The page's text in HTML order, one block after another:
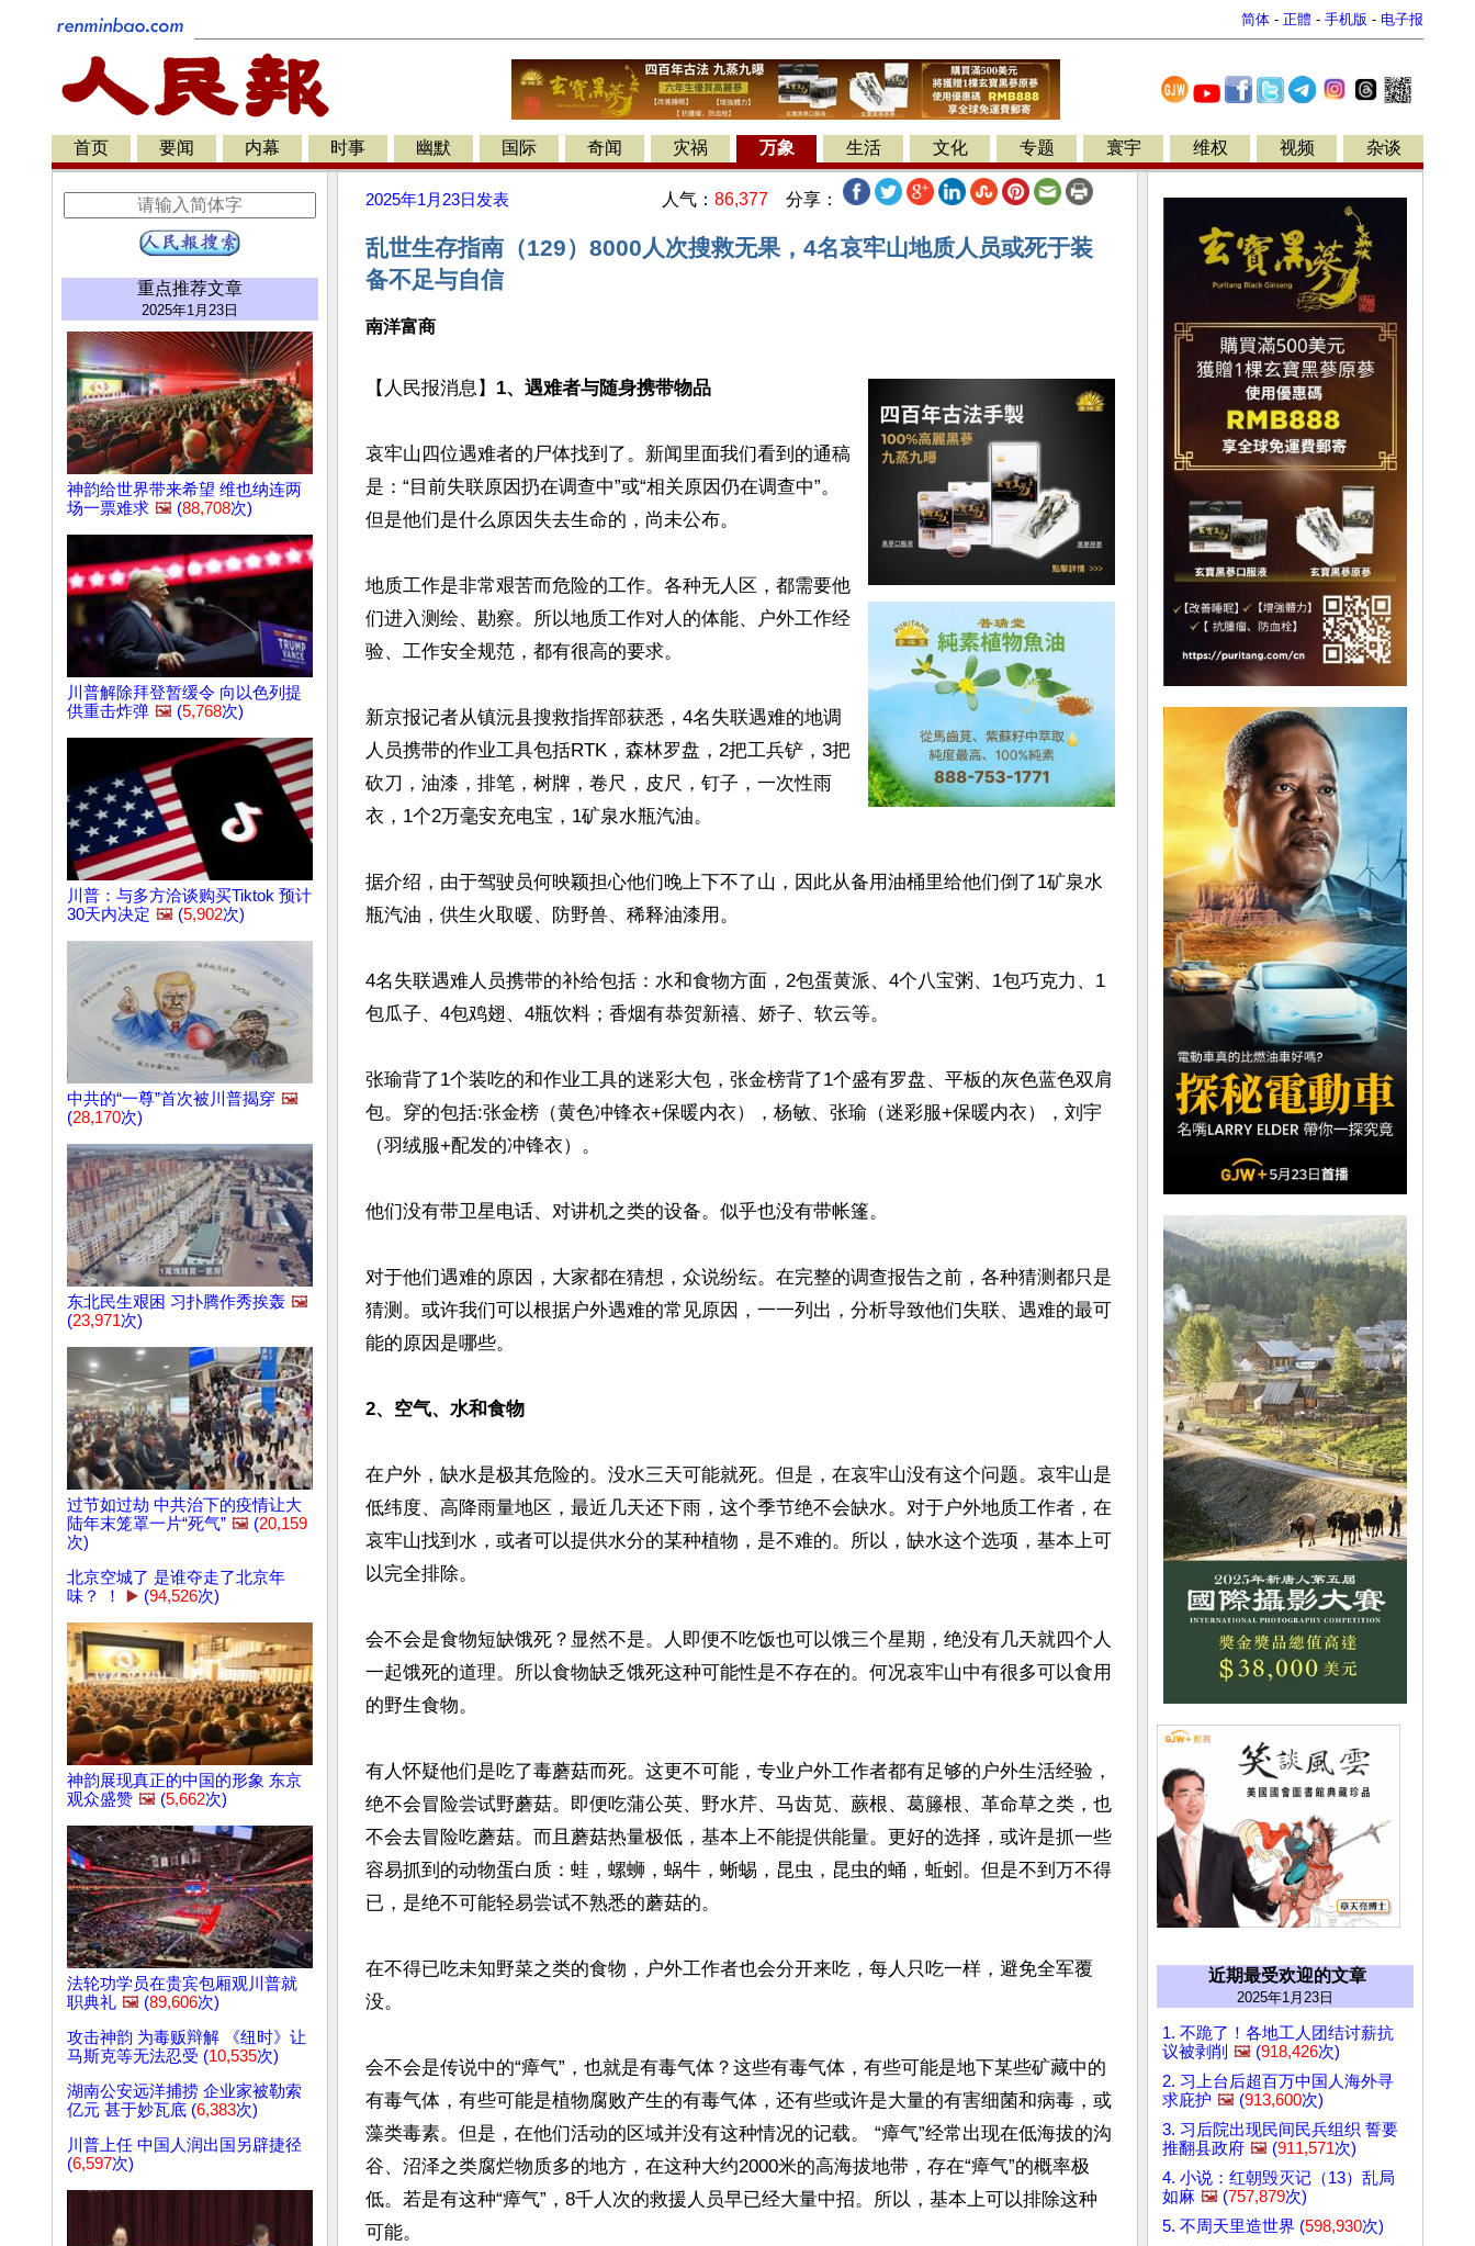
简体 - 正體 - 手机版 - 电子报
首页 要闻 内幕 时事 幽默 国际 奇闻 灾祸 万象 生活 文化 专题 寰宇 维权 视频 杂谈
重点推荐文章
2025年1月23日
神韵给世界带来希望 维也纳连两
场一票难求 🖼️ (88,708次)
川普解除拜登暂缓令 向以色列提
供重击炸弹 🖼️ (5,768次)
川普：与多方洽谈购买Tiktok 预计
30天内决定 🖼️ (5,902次)
中共的“一尊”首次被川普揭穿 🖼️
(28,170次)
东北民生艰困 习扑腾作秀挨轰 🖼️
(23,971次)
过节如过劫 中共治下的疫情让大
陆年末笼罩一片“死气” 🖼️ (20,159
次)
北京空城了 是谁夺走了北京年
味？ ！
▶️ (94,526次)
神韵展现真正的中国的形象 东京
观众盛赞 🖼️ (5,662次)
法轮功学员在贵宾包厢观川普就
职典礼 🖼️ (89,606次)
攻击神韵 为毒贩辩解 《纽时》让
马斯克等无法忍受 (10,535次)
湖南公安远洋捕捞 企业家被勒索
亿元 甚于妙瓦底 (6,383次)
川普上任 中国人润出国另辟捷径
(6,597次)
2025年1月23日 发表 人气： 86,377 分享：
乱世生存指南（129）8000人次搜救无果，4名哀牢山地质人员或死于装
备不足与自信
南洋富商
【人民报消息】 1、遇难者与随身携带物品
哀牢山四位遇难者的尸体找到了。新闻里面我们看到的通稿
是：“目前失联原因扔在调查中”或“相关原因仍在调查中”。
但是他们是什么原因失去生命的，尚未公布。
地质工作是非常艰苦而危险的工作。各种无人区，都需要他
们进入测绘、勘察。所以地质工作对人的体能、户外工作经
验、工作安全规范，都有很高的要求。
新京报记者从镇沅县搜救指挥部获悉，4名失联遇难的地调
人员携带的作业工具包括RTK，森林罗盘，2把工兵铲，3把
砍刀，油漆，排笔，树牌，卷尺，皮尺，钉子，一次性雨
衣，1个2万毫安充电宝，1矿泉水瓶汽油。
据介绍，由于驾驶员何映颖担心他们晚上下不了山，因此从备用油桶里给他们倒了1矿泉水
瓶汽油，供生火取暖、防野兽、稀释油漆用。
4名失联遇难人员携带的补给包括：水和食物方面，2包蛋黄派、4个八宝粥、1包巧克力、1
包瓜子、4包鸡翅、4瓶饮料；香烟有恭贺新禧、娇子、软云等。
张瑜背了1个装吃的和作业工具的迷彩大包，张金榜背了1个盛有罗盘、平板的灰色蓝色双肩
包。穿的包括:张金榜（黄色冲锋衣+保暖内衣），杨敏、张瑜（迷彩服+保暖内衣），刘宇
（羽绒服+配发的冲锋衣）。
他们没有带卫星电话、对讲机之类的设备。似乎也没有带帐篷。
对于他们遇难的原因，大家都在猜想，众说纷纭。在完整的调查报告之前，各种猜测都只是
猜测。或许我们可以根据户外遇难的常见原因，一一列出，分析导致他们失联、遇难的最可
能的原因是哪些。
2、空气、水和食物
在户外，缺水是极其危险的。没水三天可能就死。但是，在哀牢山没有这个问题。哀牢山是
低纬度、高降雨量地区，最近几天还下雨，这个季节绝不会缺水。对于户外地质工作者，在
哀牢山找到水，或者可以提供水分的某种植物，是不难的。所以，缺水这个选项，基本上可
以完全排除。
会不会是食物短缺饿死？显然不是。人即便不吃饭也可以饿三个星期，绝没有几天就四个人
一起饿死的道理。所以食物缺乏饿死这种可能性是不存在的。何况哀牢山中有很多可以食用
的野生食物。
有人怀疑他们是吃了毒蘑菇而死。这更不可能，专业户外工作者都有足够的户外生活经验，
绝不会冒险尝试野蘑菇。即便吃蒲公英、野水芹、马齿苋、蕨根、葛籐根、革命草之类，也
不会去冒险吃蘑菇。而且蘑菇热量极低，基本上不能提供能量。更好的选择，或许是抓一些
容易抓到的动物蛋白质：蛙，螺蛳，蜗牛，蜥蜴，昆虫，昆虫的蛹，蚯蚓。但是不到万不得
已，是绝不可能轻易尝试不熟悉的蘑菇的。
在不得已吃未知野菜之类的食物，户外工作者也会分开来吃，每人只吃一样，避免全军覆
没。
会不会是传说中的“瘴气”，也就是有毒气体？这些有毒气体，有些可能是地下某些矿藏中的
有毒气体，有些可能是植物腐败产生的有毒气体，还有些或许是大量的有害细菌和病毒，或
藻类毒素。但是，在他们活动的区域并没有这种情况的记载。 “瘴气”经常出现在低海拔的沟
谷、沼泽之类腐烂物质多的地方，在这种大约2000米的高海拔地带，存在“瘴气”的概率极
低。若是有这种“瘴气”，8千人次的救援人员早已经大量中招。所以，基本上可以排除这种
可能。
近期最受欢迎的文章
2025年1月23日
1. 不跪了！各地工人团结讨薪抗
议被剥削 🖼️ (918,426次)
2. 习上台后超百万中国人海外寻
求庇护 🖼️ (913,600次)
3. 习后院出现民间民兵组织 誓要
推翻县政府 🖼️ (911,571次)
4. 小说：红朝毁灭记（13）乱局
如麻 🖼️ (757,879次)
5. 不周天里造世界 (598,930次)